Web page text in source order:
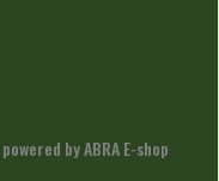
powered by ABRA E-shop